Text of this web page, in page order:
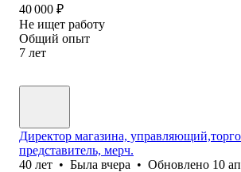
40 000 ₽
Не ищет работу
Общий опыт
7 лет
Директор магазина,
представитель, мерч.
40 лет • Была вчера • Обновлено 10